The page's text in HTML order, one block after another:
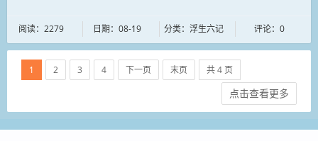
阅读：2279 日期：08-19 分类：浮生六记 评论：0
1 2 3 4 下一页 末页 共 4 页
点击查看更多